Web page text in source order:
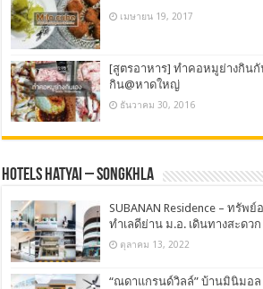
เมษายน 19, 2017
[สูตรอาหาร] ทำคอหมูย่างกินกั
กิน@หาดใหญ่
ธันวาคม 30, 2016
Hotels Hatyai – Songkhla
SUBANAN Residence – ทรัพ
ทำเลดีย่าน ม.อ. เดินทางสะดว
ตุลาคม 13, 2022
“ณดาแกรนด์วิลล์” บ้านมินิมอ